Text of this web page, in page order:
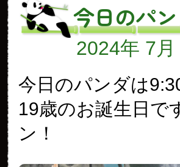
今日のパ
2024年 7月
今日のパンダは
19歳のお誕生日で
ン！